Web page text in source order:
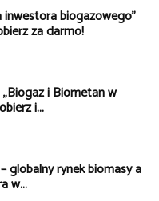
inwestora biogazowego”
za darmo!
i Biometan w
i...
globalny rynek biomasy a
w...